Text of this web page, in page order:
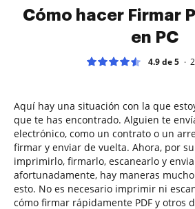
Cómo hacer Firmar
en PC
4.9 de 5
Aquí hay una situación con la que
que te has encontrado. Alguien te
electrónico, como un contrato o un
firmar y enviar de vuelta. Ahora, por
imprimirlo, firmarlo, escanearlo y
afortunadamente, hay maneras
esto. No es necesario imprimir ni
cómo firmar rápidamente PDF y otros